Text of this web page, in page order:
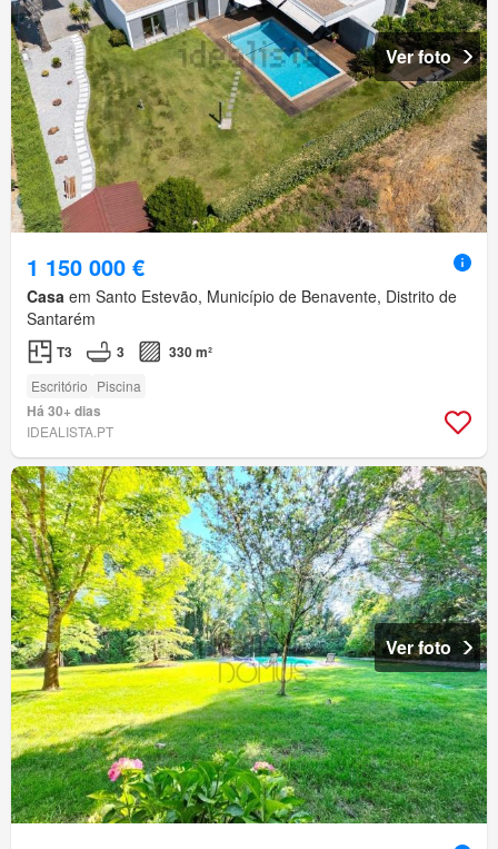
Ver foto
1 150 000 €
Casa em Santo Estevão, Município de Benavente, Distrito de
Santarém
T3 3 330 m²
Escritório Piscina
Há 30+ dias
IDEALISTA.PT
Ver foto